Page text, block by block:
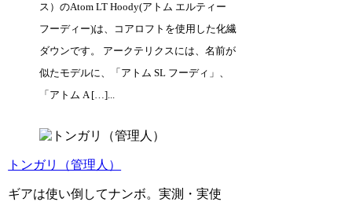
ス）のAtom LT Hoody(アトム エルティー
フーディー)は、コアロフトを使用した化繊
ダウンです。 アークテリクスには、名前が
似たモデルに、「アトム SL フーディ」、
「アトム A […]...
トンガリ（管理人）
ギアは使い倒してナンボ。実測・実使